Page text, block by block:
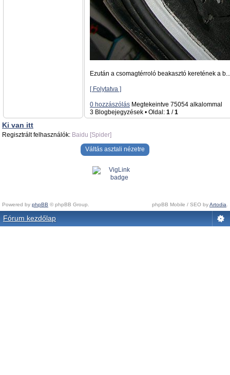
Ezután a csomagtérroló beakasztó keretének a b...
[ Folytatva ]
0 hozzászólás Megtekeintve 75054 alkalommal
3 Blogbejegyzések • Oldal: 1 /1
Ki van itt
Regisztrált felhasználók: Baidu [Spider]
Váltás asztali nézetre
Powered by phpBB © phpBB Group. phpBB Mobile / SEO byArtodia
Fórum kezdőlap